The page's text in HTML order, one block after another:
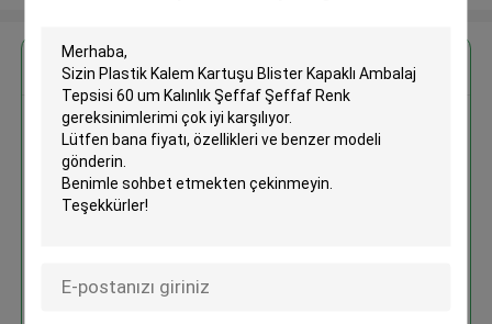
En İyi Fiyatı Alın
Plastik Kalem Kartuşu Blister
Kapaklı Ambalaj Tepsisi 60 um
Kalınlık Şeffaf Şeffaf Renk
Devam et